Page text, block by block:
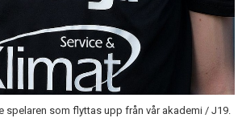
spelaren som flyttas upp från vår akademi / J19.